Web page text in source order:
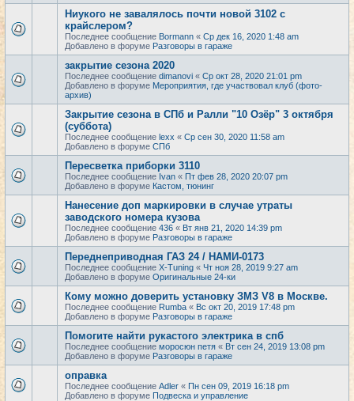
Ниукого не завалялось почти новой 3102 с
крайслером?
Последнее сообщение Bormann « Ср дек 16, 2020 1:48 am
Добавлено в форуме Разговоры в гараже
закрытие сезона 2020
Последнее сообщение dimanovi « Ср окт 28, 2020 21:01 pm
Добавлено в форуме Мероприятия, где участвовал клуб (фото-
архив)
Закрытие сезона в СПб и Ралли "10 Озёр" 3 октября
(суббота)
Последнее сообщение lexx « Ср сен 30, 2020 11:58 am
Добавлено в форуме СПб
Пересветка приборки 3110
Последнее сообщение Ivan « Пт фев 28, 2020 20:07 pm
Добавлено в форуме Кастом, тюнинг
Нанесение доп маркировки в случае утраты
заводского номера кузова
Последнее сообщение 436 « Вт янв 21, 2020 14:39 pm
Добавлено в форуме Разговоры в гараже
Переднеприводная ГАЗ 24 / НАМИ-0173
Последнее сообщение X-Tuning « Чт ноя 28, 2019 9:27 am
Добавлено в форуме Оригинальные 24-ки
Кому можно доверить установку ЗМЗ V8 в Москве.
Последнее сообщение Rumba « Вс окт 20, 2019 17:48 pm
Добавлено в форуме Разговоры в гараже
Помогите найти рукастого электрика в спб
Последнее сообщение моросюн петя « Вт сен 24, 2019 13:08 pm
Добавлено в форуме Разговоры в гараже
оправка
Последнее сообщение Adler « Пн сен 09, 2019 16:18 pm
Добавлено в форуме Подвеска и управление